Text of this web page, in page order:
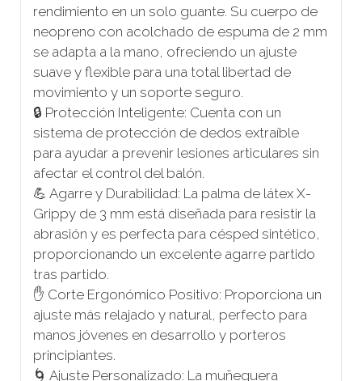
rendimiento en un solo guante. Su cuerpo de
neopreno con acolchado de espuma de 2 mm
se adapta a la mano, ofreciendo un ajuste
suave y flexible para una total libertad de
movimiento y un soporte seguro.
🔒 Protección Inteligente: Cuenta con un
sistema de protección de dedos extraíble
para ayudar a prevenir lesiones articulares sin
afectar el control del balón.
💪 Agarre y Durabilidad: La palma de látex X-
Grippy de 3 mm está diseñada para resistir la
abrasión y es perfecta para césped sintético,
proporcionando un excelente agarre partido
tras partido.
✋ Corte Ergonómico Positivo: Proporciona un
ajuste más relajado y natural, perfecto para
manos jóvenes en desarrollo y porteros
principiantes.
🌀 Ajuste Personalizado: La muñequera